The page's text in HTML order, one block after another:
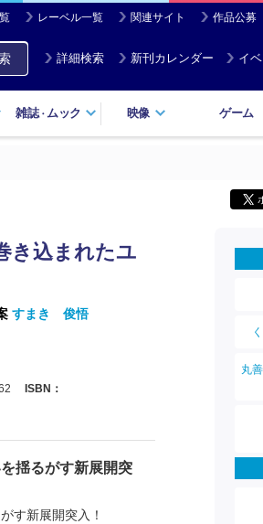
レーベル一覧 関連サイト 作品公募
詳細検索 新刊カレンダー イ
雑誌・ ムック 映像 ゲーム
き込まれたユ
すまき 俊悟
ISBN：
揺るがす新展開突
す新展開突入！
丸